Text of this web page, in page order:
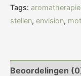
Tags: aromatherapie
stellen, envision,
Beoordelingen